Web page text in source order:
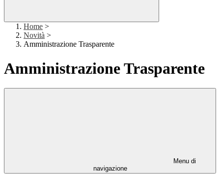
Home >
Novità >
Amministrazione Trasparente
Amministrazione Trasparente
Menu di
navigazione